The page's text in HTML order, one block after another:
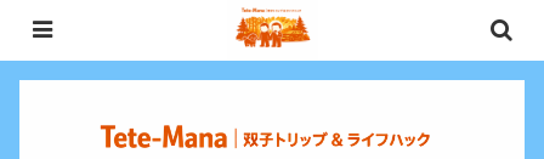
0歳〜未就学児（3歳）双子との週末お出かけ・子連れ旅行情報と、暮らしに役
立つお金・ライフハックをお届けする双子ファミリーブログ。